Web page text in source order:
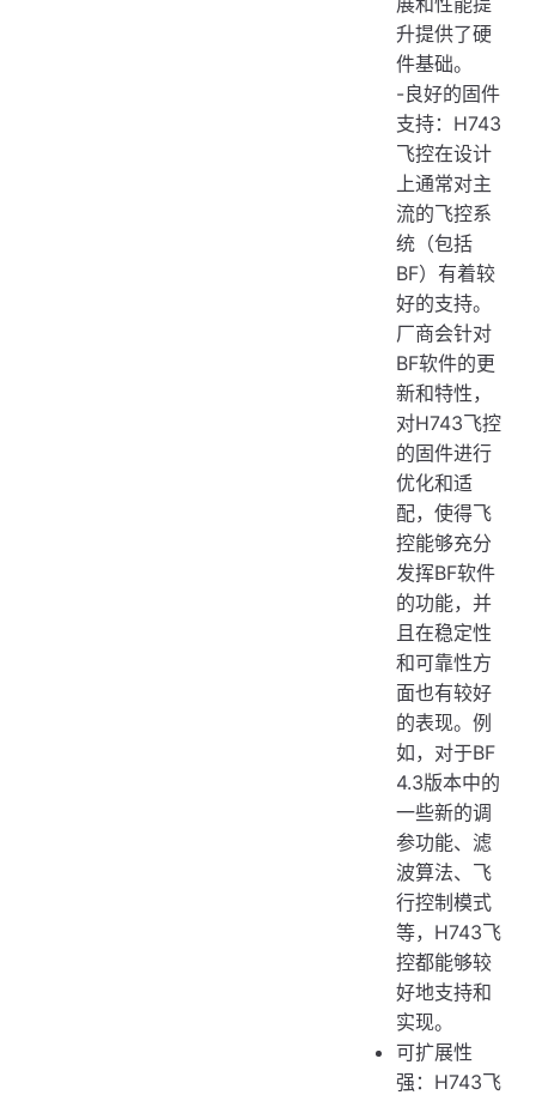
升提供了硬
件基础。
-良好的固件
支持：H743
飞控在设计
上通常对主
流的飞控系
统（包括
BF）有着较
好的支持。
厂商会针对
BF软件的更
新和特性，
对H743飞控
的固件进行
优化和适
配，使得飞
控能够充分
发挥BF软件
的功能，并
且在稳定性
和可靠性方
面也有较好
的表现。例
如，对于BF
4.3版本中的
一些新的调
参功能、滤
波算法、飞
行控制模式
等，H743飞
控都能够较
好地支持和
实现。
可扩展性
强：H743飞